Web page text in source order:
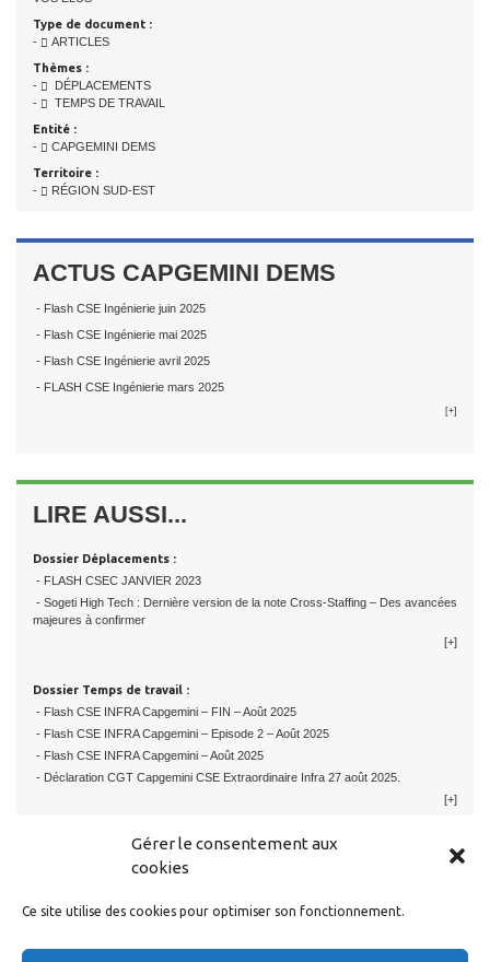
Gérer le consentement aux
cookies
Ce site utilise des cookies pour optimiser son fonctionnement.
Type de document :
-
ARTICLES
Thèmes :
-
DÉPLACEMENTS
-
TEMPS DE TRAVAIL
Entité :
-
CAPGEMINI DEMS
Territoire :
-
RÉGION SUD-EST
ACTUS CAPGEMINI DEMS
- Flash CSE Ingénierie juin 2025
- Flash CSE Ingénierie mai 2025
- Flash CSE Ingénierie avril 2025
- FLASH CSE Ingénierie mars 2025
[+]
LIRE AUSSI...
Dossier Déplacements :
- FLASH CSEC JANVIER 2023
- Sogeti High Tech : Dernière version de la note Cross-Staffing – Des avancées
majeures à confirmer
[+]
Dossier Temps de travail :
- Flash CSE INFRA Capgemini – FIN – Août 2025
- Flash CSE INFRA Capgemini – Episode 2 – Août 2025
- Flash CSE INFRA Capgemini – Août 2025
- Déclaration CGT Capgemini CSE Extraordinaire Infra 27 août 2025.
[+]
RESTER EN CONTACT